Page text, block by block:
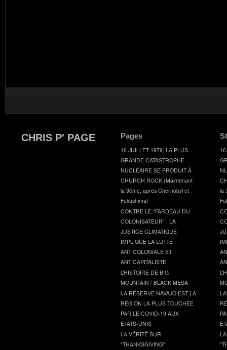
CHRIS P' PAGE Pages
16 JUILLET 1979, LA PLUS
GRANDE CATASTROPHE
NUCLÉAIRE SE PRODUIT À
CHURCH ROCK (Maintenant
la 3ème, après Chernobyl et
Fukushima)
CONTRE LE “FARDEAU DU
COLONISATEUR” : LA
JUSTICE CLIMATIQUE
IMPLIQUE LA LUTTE
ANTICOLONIALE ET
ANTICAPITALISTE
L’HISTOIRE DE BIG
MOUNTAIN / BLACK MESA
LA RÉSERVE NAVAJO EST LA
RÉGION LA PLUS TOUCHÉE
PAR LE COVID-19 AUX
ETATS-UNIS
LA VÉRITÉ SUR
“THANKSGIVING”
la